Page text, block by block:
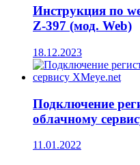
Инструкция по
Z-397 (мод. Web)
18.12.2023
Подключение
облачному
11.01.2022